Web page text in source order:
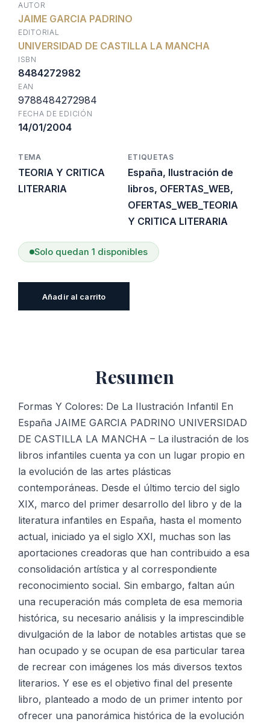
original
era:
$30.300.
actual
AUTOR
JAIME GARCIA PADRINO
EDITORIAL
UNIVERSIDAD DE CASTILLA LA MANCHA
ISBN
8484272982
EAN
9788484272984
FECHA DE EDICIÓN
14/01/2004
TEMA
TEORIA Y CRITICA
LITERARIA
ETIQUETAS
España, Ilustración de
libros, OFERTAS_WEB,
OFERTAS_WEB_TEORIA
Y CRITICA LITERARIA
Solo quedan 1 disponibles
En
España
cantidad
Añadir al carrito
Resumen
Formas Y Colores: De La Ilustración Infantil En
España JAIME GARCIA PADRINO UNIVERSIDAD
DE CASTILLA LA MANCHA – La ilustración de los
libros infantiles cuenta ya con un lugar propio en
la evolución de las artes plásticas
contemporáneas. Desde el último tercio del siglo
XIX, marco del primer desarrollo del libro y de la
literatura infantiles en España, hasta el momento
actual, iniciado ya el siglo XXI, muchas son las
aportaciones creadoras que han contribuido a esa
consolidación artística y al correspondiente
reconocimiento social. Sin embargo, faltan aún
una recuperación más completa de esa memoria
histórica, su necesario análisis y la imprescindible
divulgación de la labor de notables artistas que se
han ocupado y se ocupan de esa particular tarea
de recrear con imágenes los más diversos textos
literarios. Y ese es el objetivo final del presente
libro, planteado a modo de un primer intento por
ofrecer una panorámica histórica de la evolución